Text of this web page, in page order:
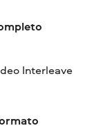
Interleave